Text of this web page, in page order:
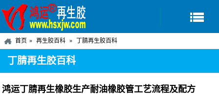
首页 再生胶百科 丁腈再生胶百科
丁腈再生胶百科
鸿运丁腈再生橡胶生产耐油橡胶管工艺流程及配方